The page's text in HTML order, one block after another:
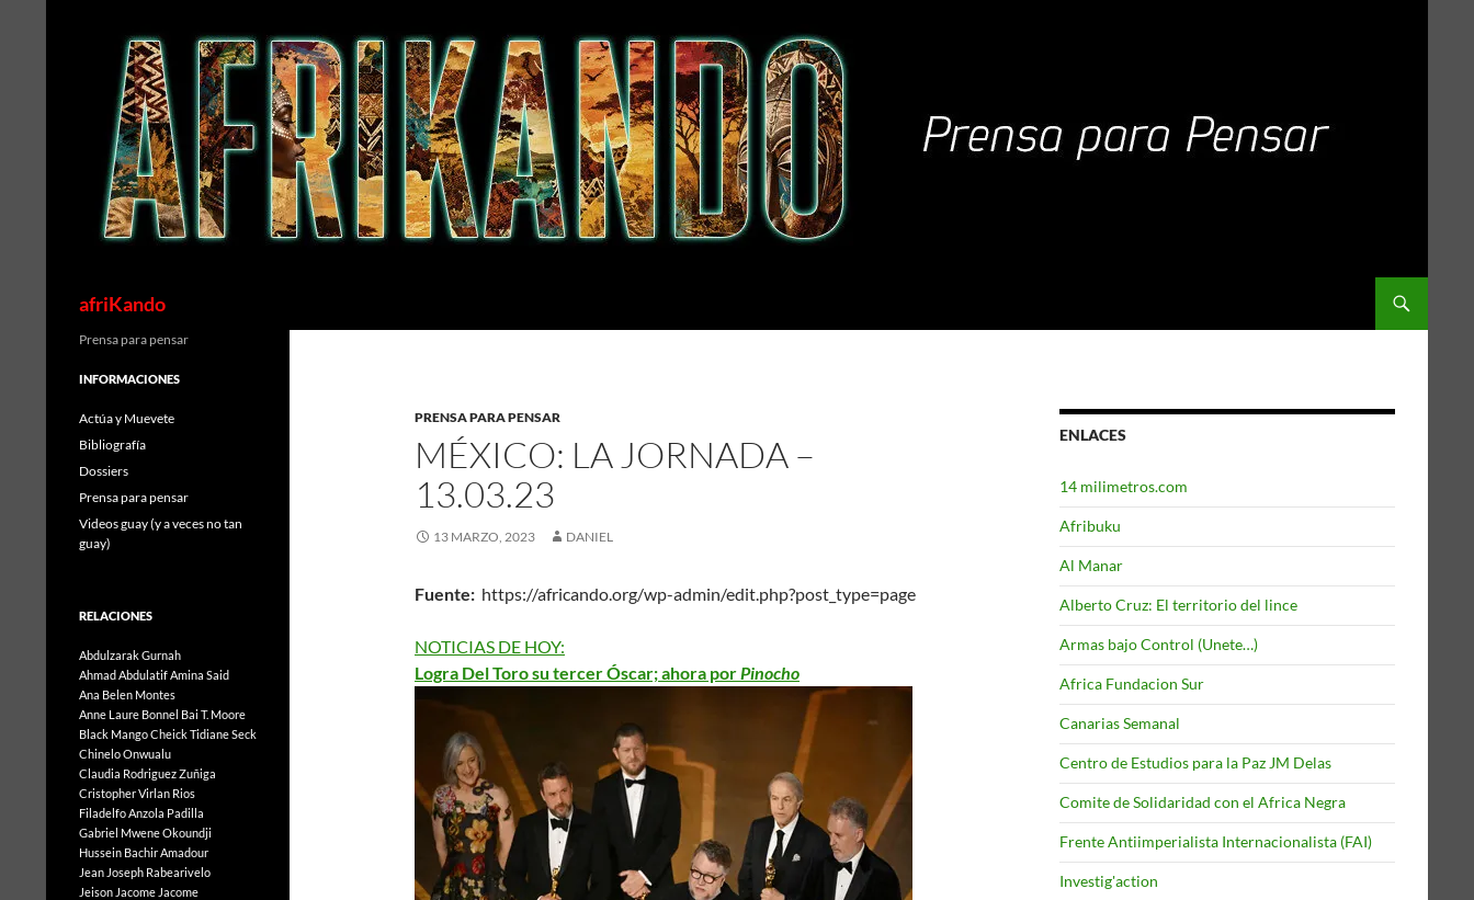
afriKando
PRENSA PARA PENSAR
MÉXICO: LA JORNADA –
13.03.23
13 MARZO, 2023 DANIEL
Fuente: https://africando.org/wp-admin/edit.php?post_type=page
NOTICIAS DE HOY:
Logra Del Toro su tercer Óscar; ahora porPinocho
ENLACES
14 milimetros.com
Afribuku
Al Manar
Alberto Cruz: El territorio del lince
Armas bajo Control (Unete…)
Africa Fundacion Sur
Canarias Semanal
Centro de Estudios para la Paz JM Delas
Comite de Solidaridad con el Africa Negra
Frente Antiimperialista Internacionalista (FAI)
Investig'action
Prensa para pensar
INFORMACIONES
Actúa y Muevete
Bibliografía
Dossiers
Prensa para pensar
Videos guay (y a veces no tan
guay)
RELACIONES
Abdulzarak Gurnah
Ahmad AbdulatifAmina Said
Ana Belen Montes
Anne Laure Bonnel Bai T. Moore
Black MangoCheick Tidiane Seck
Chinelo Onwualu
Claudia Rodriguez Zuñiga
Cristopher Virlan Rios
Filadelfo Anzola Padilla
Gabriel Mwene Okoundji
Hussein Bachir Amadour
Jean Joseph Rabearivelo
Jeison Jacome Jacome